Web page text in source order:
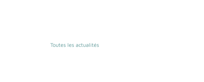
Toutes les actualités